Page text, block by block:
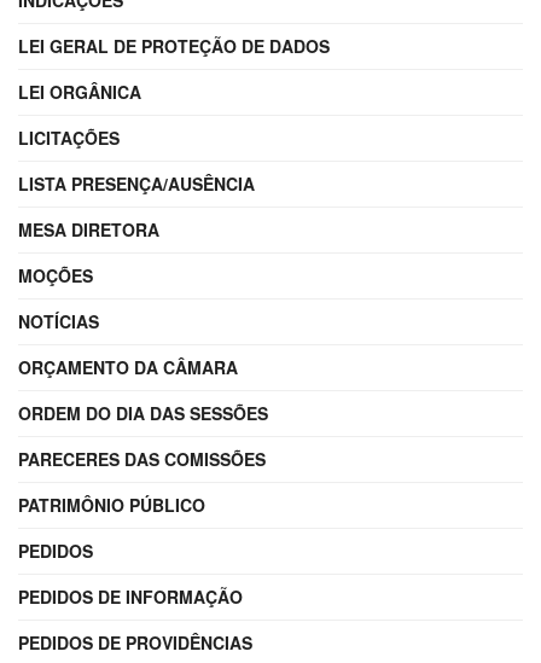
LEI GERAL DE PROTEÇÃO DE DADOS
LEI ORGÂNICA
LICITAÇÕES
LISTA PRESENÇA/AUSÊNCIA
MESA DIRETORA
MOÇÕES
NOTÍCIAS
ORÇAMENTO DA CÂMARA
ORDEM DO DIA DAS SESSÕES
PARECERES DAS COMISSÕES
PATRIMÔNIO PÚBLICO
PEDIDOS
PEDIDOS DE INFORMAÇÃO
PEDIDOS DE PROVIDÊNCIAS